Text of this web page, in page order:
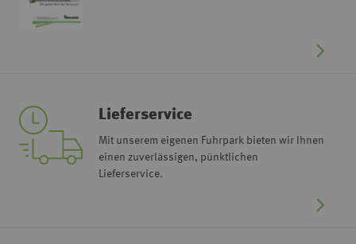
Lieferservice
Mit unserem eigenen Fuhrpark bieten wir Ihnen
einen zuverlässigen, pünktlichen
Lieferservice.